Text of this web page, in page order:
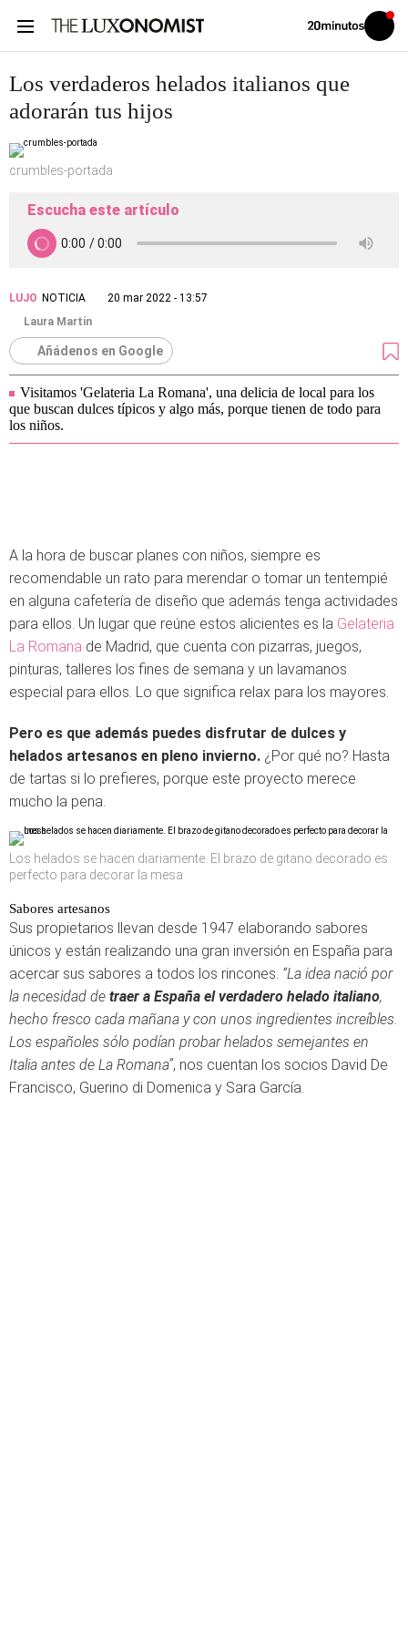
Volver
Iniciar
sesión
Los verdaderos helados italianos que
adorarán tus hijos
crumbles-portada
Escucha este artículo
LUJO NOTICIA
20 mar 2022 - 13:57
Laura Martín
Añádenos en Google
Visitamos 'Gelateria La Romana', una delicia de local para los
que buscan dulces típicos y algo más, porque tienen de todo para
los niños.
A la hora de buscar planes con niños, siempre es
recomendable un rato para merendar o tomar un tentempié
en alguna cafetería de diseño que además tenga actividades
para ellos. Un lugar que reúne estos alicientes es la Gelateria
La Romana de Madrid, que cuenta con pizarras, juegos,
pinturas, talleres los fines de semana y un lavamanos
especial para ellos. Lo que significa relax para los mayores.
Pero es que además puedes disfrutar de dulces y
helados artesanos en pleno invierno. ¿Por qué no? Hasta
de tartas si lo prefieres, porque este proyecto merece
mucho la pena.
Los helados se hacen diariamente. El brazo de gitano decorado es
perfecto para decorar la mesa
Sabores artesanos
Sus propietarios llevan desde 1947 elaborando sabores
únicos y están realizando una gran inversión en España para
acercar sus sabores a todos los rincones. “La idea nació por
la necesidad de traer a España el verdadero helado italiano,
hecho fresco cada mañana y con unos ingredientes increíbles.
Los españoles sólo podían probar helados semejantes en
Italia antes de La Romana”, nos cuentan los socios David De
Francisco, Guerino di Domenica y Sara García.